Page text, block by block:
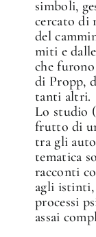
simboli,
cercato di
del
miti e
che
di Propp,
tanti altri.
Lo studio
frutto di
tra gli
tematica
racconti
agli istinti,
processi
assai